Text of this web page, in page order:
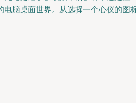
脑桌面世界。从选择一个心仪的图